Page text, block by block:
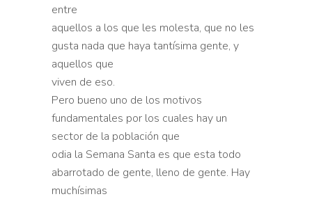
entre
aquellos a los que les molesta, que no les
gusta nada que haya tantísima gente, y
aquellos que
viven de eso.
Pero bueno uno de los motivos
fundamentales por los cuales hay un
sector de la población que
odia la Semana Santa es que esta todo
abarrotado de gente, lleno de gente. Hay
muchísimas